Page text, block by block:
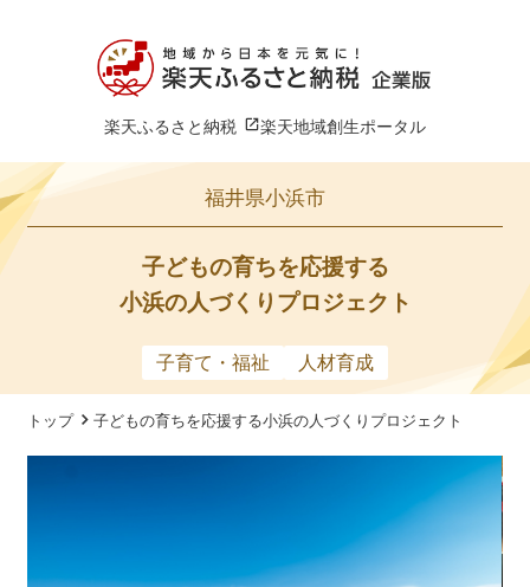
楽天ふるさと納税 楽天地域創生ポータル
福井県小浜市
子どもの育ちを応援する
小浜の人づくりプロジェクト
子育て・福祉 人材育成
トップ 子どもの育ちを応援する小浜の人づくりプロジェクト